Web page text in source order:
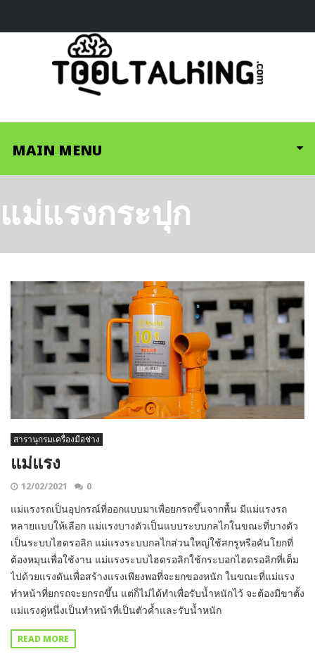
MAIN MENU
แม่แรงกระปุก
สารานุกรมเครื่องมือช่าง
แม่แรง
12/02/2021 0
แม่แรงรถเป็นอุปกรณ์ที่ออกแบบมาเพื่อยกรถขึ้นจากพื้น มีแม่แรงรถ
หลายแบบให้เลือก แม่แรงบางตัวเป็นแบบระบบกลไกในขณะที่บางตัว
เป็นระบบไฮดรอลิก แม่แรงระบบกลไกส่วนใหญ่ใช้สกรูหรือคันโยกที่
ต้องหมุนเพื่อใช้งาน แม่แรงระบบไฮดรอลิกใช้กระบอกไฮดรอลิกที่เต็ม
ไปด้วยแรงดันเพื่อสร้างแรงเพียงพอที่จะยกของหนัก ในขณะที่แม่แรง
ทำหน้าที่ยกรถจะยกรถขึ้น แต่ก็ไม่ได้ทำเพื่อรับน้ำหนักไว้ จะต้องมีขาตั้ง
แม่แรงคู่หนึ่งเป็นทำหน้าที่เป็นตัวค้ำและรับน้ำหนัก
READ MORE